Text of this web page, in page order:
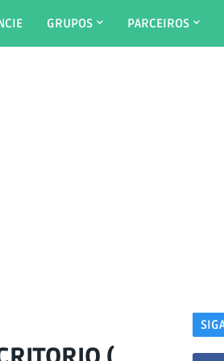
GRUPOS PARCEIROS